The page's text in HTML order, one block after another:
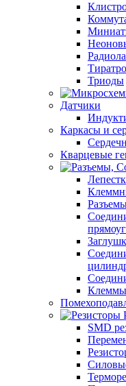
Триоды
Датчики
Каркасы и
Кварцевые
SMD